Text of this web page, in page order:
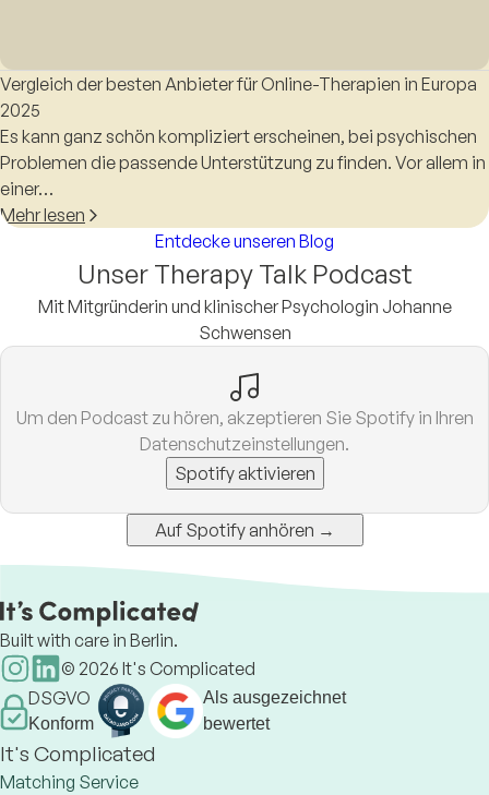
Vergleich der besten Anbieter für Online-Therapien in Europa
2025
Es kann ganz schön kompliziert erscheinen, bei psychischen
Problemen die passende Unterstützung zu finden. Vor allem in
einer…
Mehr lesen
Entdecke unseren Blog
Unser Therapy Talk Podcast
Mit Mitgründerin und klinischer Psychologin Johanne
Schwensen
Um den Podcast zu hören, akzeptieren Sie Spotify in Ihren
Datenschutzeinstellungen.
Spotify aktivieren
Auf Spotify anhören →
Built with care in Berlin.
© 2026 It's Complicated
DSGVO
Konform
Als ausgezeichnet
bewertet
It's Complicated
Matching Service